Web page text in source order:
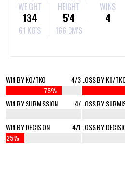
WEIGHT
134
61 KG'S
HEIGHT
5'4
166 CM'S
WINS
4
WIN BY KO/TKO
4/3
75%
WIN BY SUBMISSION
4/
WIN BY DECISION
4/1
25%
LOSS BY KO/TKO
LOSS BY
LOSS BY